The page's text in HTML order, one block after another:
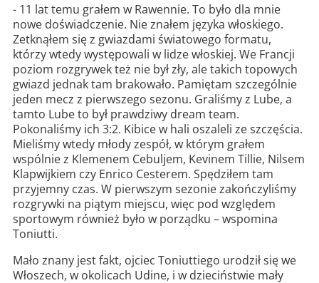
- 11 lat temu grałem w Rawennie. To było dla mnie
nowe doświadczenie. Nie znałem języka włoskiego.
Zetknąłem się z gwiazdami światowego formatu,
którzy wtedy występowali w lidze włoskiej. We Francji
poziom rozgrywek też nie był zły, ale takich topowych
gwiazd jednak tam brakowało. Pamiętam szczególnie
jeden mecz z pierwszego sezonu. Graliśmy z Lube, a
tamto Lube to był prawdziwy dream team.
Pokonaliśmy ich 3:2. Kibice w hali oszaleli ze szczęścia.
Mieliśmy wtedy młody zespół, w którym grałem
wspólnie z Klemenem Cebuljem, Kevinem Tillie, Nilsem
Klapwijkiem czy Enrico Cesterem. Spędziłem tam
przyjemny czas. W pierwszym sezonie zakończyliśmy
rozgrywki na piątym miejscu, więc pod względem
sportowym również było w porządku – wspomina
Toniutti.
Mało znany jest fakt, ojciec Toniuttiego urodził się we
Włoszech, w okolicach Udine, i w dzieciństwie mały